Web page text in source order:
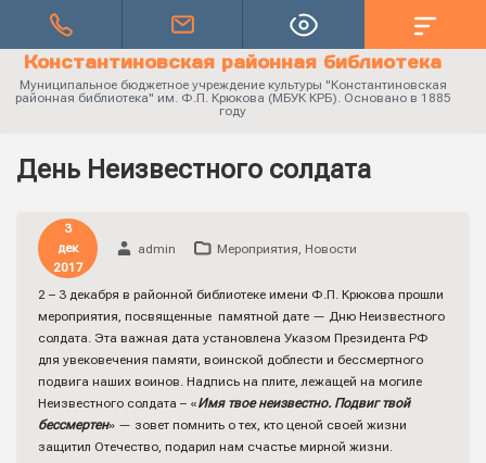
Константиновская районная библиотека
Муниципальное бюджетное учреждение культуры "Константиновская
районная библиотека" им. Ф.П. Крюкова (МБУК КРБ). Основано в 1885
году
День Неизвестного солдата
3
дек
2017
admin Мероприятия, Новости
2 – 3 декабря в районной библиотеке имени Ф.П. Крюкова прошли
мероприятия, посвященные памятной дате — Дню Неизвестного
солдата. Эта важная дата установлена Указом Президента РФ
для увековечения памяти, воинской доблести и бессмертного
подвига наших воинов. Надпись на плите, лежащей на могиле
Неизвестного солдата – «Имя твое неизвестно. Подвиг твой
бессмертен» — зовет помнить о тех, кто ценой своей жизни
защитил Отечество, подарил нам счастье мирной жизни.